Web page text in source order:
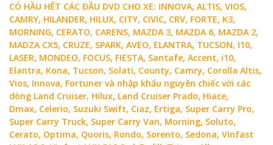
CÓ HẦU HẾT CÁC ĐẦU DVD CHO XE: INNOVA, ALTIS, VIOS,
CAMRY, HILANDER, HILUX, CITY, CIVIC, CRV, FORTE, K3,
MORNING, CERATO, CARENS, MAZDA 3, MAZDA 6, MAZDA 2,
MADZA CX5, CRUZE, SPARK, AVEO, ELANTRA, TUCSON, I10,
LASER, MONDEO, FOCUS, FIESTA, Santafe, Accent, i10,
Elantra, Kona, Tucson, Solati, County, Camry, Corolla Altis,
Vios, Innova, Fortuner và nhập khẩu nguyên chiếc với các
dòng Land Cruiser, Hilux, Land Cruiser Prado, Hiace,
Dmax, Celerio, Suzuki Swift, Ciaz, Ertiga, Super Carry Pro,
Super Carry Truck, Super Carry Van, Morning, Soluto,
Cerato, Optima, Quoris, Rondo, Sorento, Sedona, Vinfast